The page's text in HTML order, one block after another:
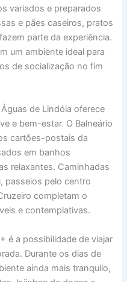
variados e preparados
e pães caseiros, pratos
parte da experiência.
um ambiente ideal para
de socialização no fim
de Lindóia oferece
e bem-estar. O Balneário
cartões-postais da
em banhos
relaxantes. Caminhadas
passeios pelo centro
completam o
e contemplativas.
é a possibilidade de viajar
Durante os dias de
ainda mais tranquilo,